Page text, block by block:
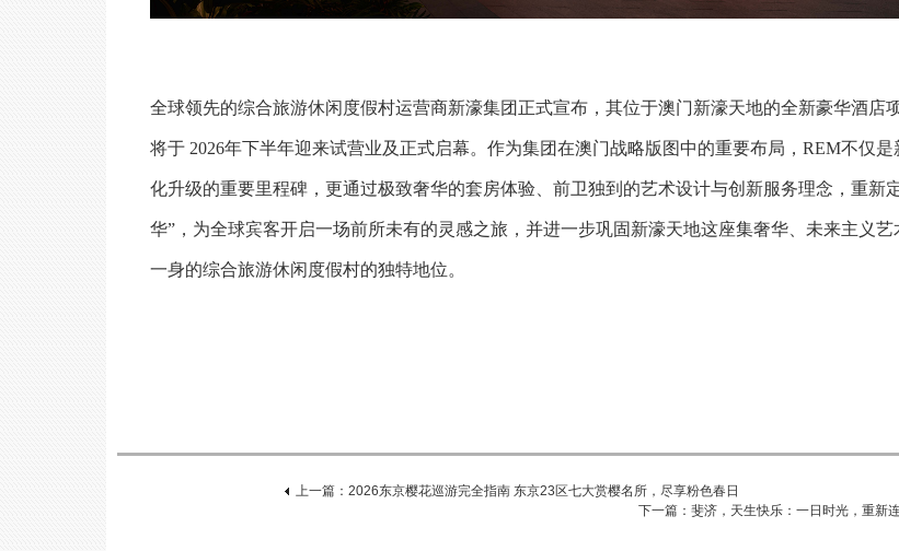
全球领先的综合旅游休闲度假村运营商新濠集团正式宣布，其位于澳门新濠天地的全新豪华酒店
将于 2026年下半年迎来试营业及正式启幕。作为集团在澳门战略版图中的重要布局，REM不仅是
化升级的重要里程碑，更通过极致奢华的套房体验、前卫独到的艺术设计与创新服务理念，重新
华”，为全球宾客开启一场前所未有的灵感之旅，并进一步巩固新濠天地这座集奢华、未来主义艺
一身的综合旅游休闲度假村的独特地位。
上一篇：2026东京樱花巡游完全指南 东京23区七大赏樱名所，尽享粉色春日
下一篇：斐济，天生快乐：一日时光，重新